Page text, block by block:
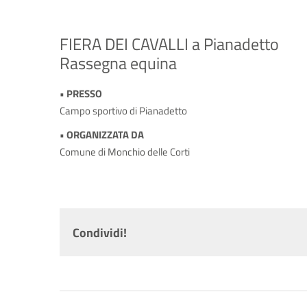
FIERA DEI CAVALLI a Pianadetto
Rassegna equina
• PRESSO
Campo sportivo di Pianadetto
• ORGANIZZATA DA
Comune di Monchio delle Corti
Condividi!